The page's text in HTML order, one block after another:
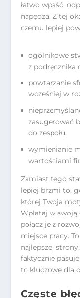
łatwo wpaść,
napędza. Z tej
czemu lepiej
ogólnikowe
z podręcznika
powtarzanie
wcześniej w
zasugerować
do zespołu;
wymienianie
wartościami
Zamiast tego
lepiej brzmi to,
której Twoja
Wplataj w swoją
połącz je z
miejsce pracy.
najlepszej
faktycznie
to kluczowe dla
Częste